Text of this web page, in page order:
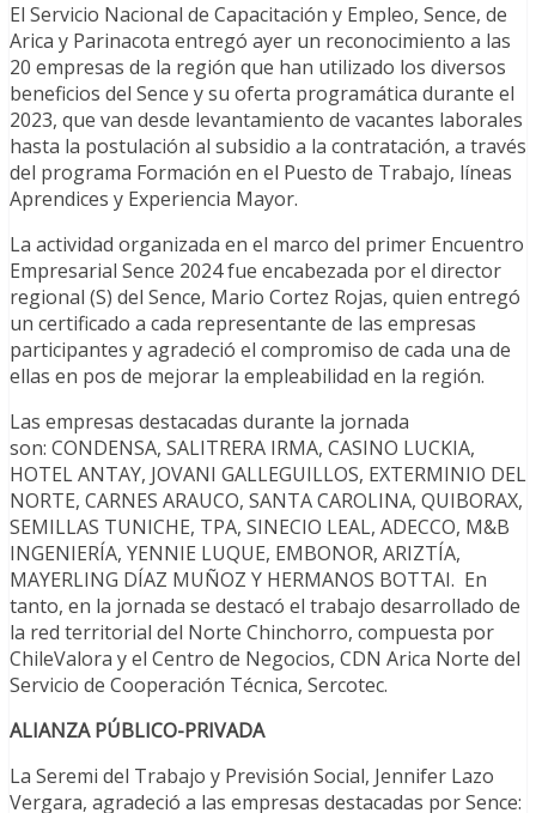
El Servicio Nacional de Capacitación y Empleo, Sence, de
Arica y Parinacota entregó ayer un reconocimiento a las
20 empresas de la región que han utilizado los diversos
beneficios del Sence y su oferta programática durante el
2023, que van desde levantamiento de vacantes laborales
hasta la postulación al subsidio a la contratación, a través
del programa Formación en el Puesto de Trabajo, líneas
Aprendices y Experiencia Mayor.
La actividad organizada en el marco del primer Encuentro
Empresarial Sence 2024 fue encabezada por el director
regional (S) del Sence, Mario Cortez Rojas, quien entregó
un certificado a cada representante de las empresas
participantes y agradeció el compromiso de cada una de
ellas en pos de mejorar la empleabilidad en la región.
Las empresas destacadas durante la jornada
son: CONDENSA, SALITRERA IRMA, CASINO LUCKIA,
HOTEL ANTAY, JOVANI GALLEGUILLOS, EXTERMINIO DEL
NORTE, CARNES ARAUCO, SANTA CAROLINA, QUIBORAX,
SEMILLAS TUNICHE, TPA, SINECIO LEAL, ADECCO, M&B
INGENIERÍA, YENNIE LUQUE, EMBONOR, ARIZTÍA,
MAYERLING DÍAZ MUÑOZ Y HERMANOS BOTTAI. En
tanto, en la jornada se destacó el trabajo desarrollado de
la red territorial del Norte Chinchorro, compuesta por
ChileValora y el Centro de Negocios, CDN Arica Norte del
Servicio de Cooperación Técnica, Sercotec.
ALIANZA PÚBLICO-PRIVADA
La Seremi del Trabajo y Previsión Social, Jennifer Lazo
Vergara, agradeció a las empresas destacadas por Sence: